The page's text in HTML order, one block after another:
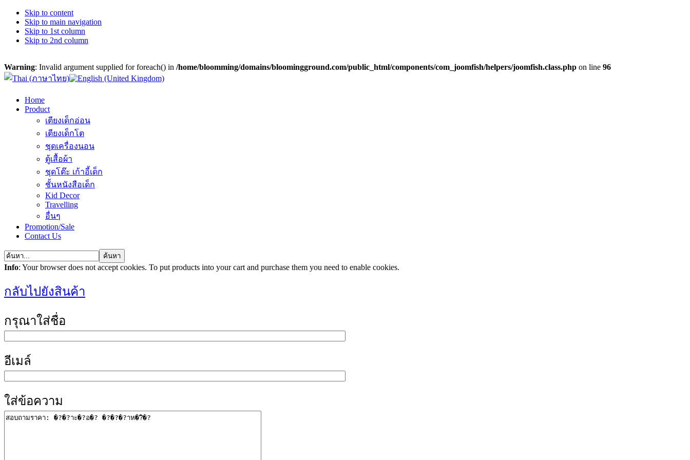
Skip to content
Skip to main navigation
Skip to 1st column
Skip to 2nd column
Warning: Invalid argument supplied for foreach() in /home/bloomming/domains/bloomingground.com/public_html/components/com_joomfish/helpers/joomfish.class.php on line 96
Home
Product
เตียงเด็กอ่อน
เตียงเด็กโต
ชุดเครื่องนอน
ตู้เสื้อผ้า
ชุดโต๊ะ เก้าอี้เด็ก
ชั้นหนังสือเด็ก
Kid Decor
Travelling
อื่นๆ
Promotion/Sale
Contact Us
Info: Your browser does not accept cookies. To put products into your cart and purchase them you need to enable cookies.
กลับไปยังสินค้า
กรุณาใส่ชื่อ
อีเมล์
ใส่ข้อความ